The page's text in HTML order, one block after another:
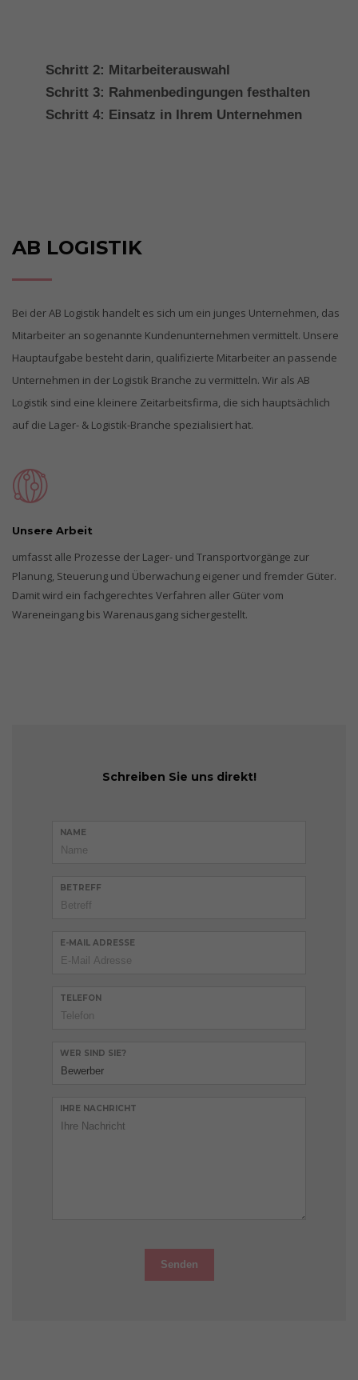
Schritt 2: Mitarbeiterauswahl
Schritt 3: Rahmenbedingungen festhalten
Schritt 4: Einsatz in Ihrem Unternehmen
AB LOGISTIK
Bei der AB Logistik handelt es sich um ein junges Unternehmen, das
Mitarbeiter an sogenannte Kundenunternehmen vermittelt. Unsere
Hauptaufgabe besteht darin, qualifizierte Mitarbeiter an passende
Unternehmen in der Logistik Branche zu vermitteln. Wir als AB
Logistik sind eine kleinere Zeitarbeitsfirma, die sich hauptsächlich
auf die Lager- & Logistik-Branche spezialisiert hat.
Unsere Arbeit
umfasst alle Prozesse der Lager- und Transportvorgänge zur
Planung, Steuerung und Überwachung eigener und fremder Güter.
Damit wird ein fachgerechtes Verfahren aller Güter vom
Wareneingang bis Warenausgang sichergestellt.
Schreiben Sie uns direkt!
NAME
BETREFF
E-MAIL ADRESSE
TELEFON
WER SIND SIE?
IHRE NACHRICHT
Senden